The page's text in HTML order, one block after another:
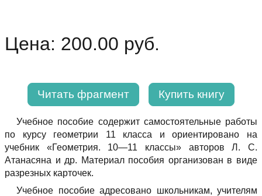
Цена: 200.00 руб.
Читать фрагмент Купить книгу
Учебное пособие содержит самостоятельные работы
по курсу геометрии 11 класса и ориентировано на
учебник «Геометрия. 10—11 классы» авторов Л. С.
Атанасяна и др. Материал пособия организован в виде
разрезных карточек.
Учебное пособие адресовано школьникам, учителям